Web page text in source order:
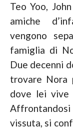
Teo Yoo,
amiche
vengono
famiglia di
Due decenni
trovare Nora
dove lei vive
vissuta, si